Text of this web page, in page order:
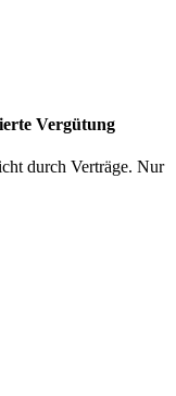
Vergütung
durch Verträge. Nur